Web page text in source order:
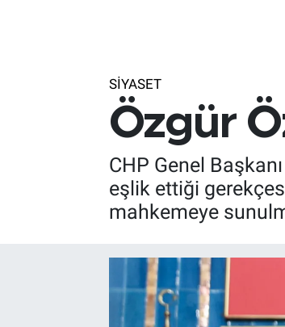
SİYASET
Özgür
CHP Genel
eşlik ettiği
mahkemeye